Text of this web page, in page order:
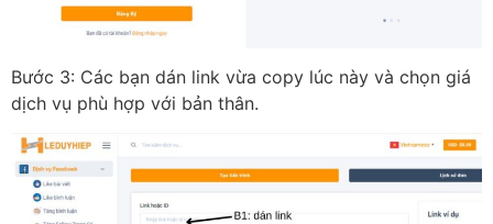
Bước 3: Các bạn dán link vừa copy lúc này và chọn giá
dịch vụ phù hợp với bản thân.